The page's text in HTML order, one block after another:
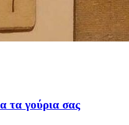
τα γούρια σας